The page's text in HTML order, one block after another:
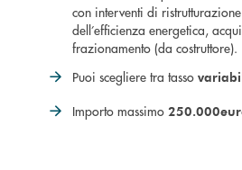
con interventi di
dell’efficienza energetica,
frazionamento (da costruttore).
Puoi scegliere tra tasso
Importo massimo 250.000